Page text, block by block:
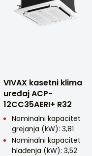
VIVAX kasetni klima
uređaj ACP-
12CC35AERI+ R32
Nominalni kapacitet
grejanja (kW): 3,81
Nominalni kapacitet
hlađenja (kW): 3,52